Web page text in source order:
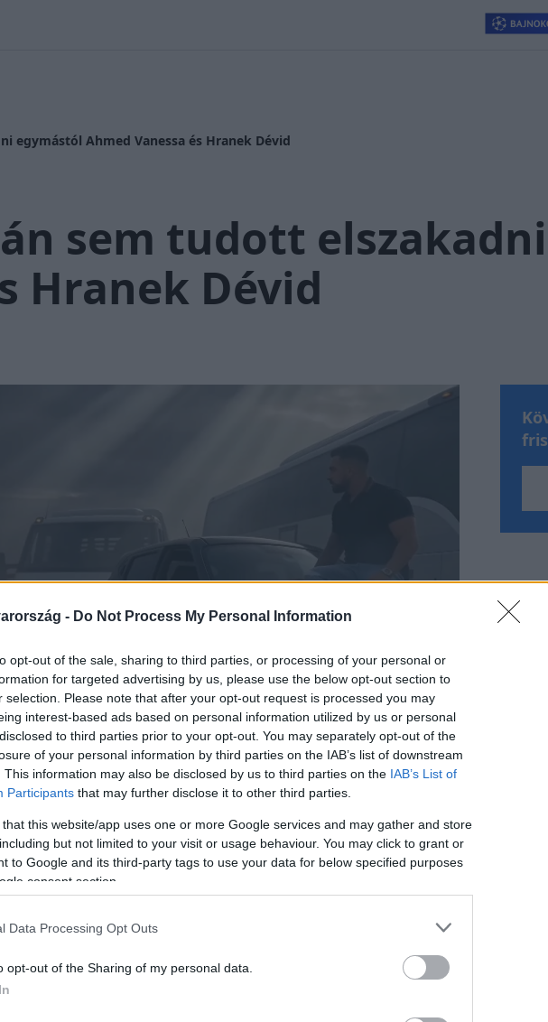
- Do Not Process My Personal Information
opt-out of the sale, sharing to third parties, or processing of your personal or
for targeted advertising by us, please use the below opt-out section to
selection. Please note that after your opt-out request is processed you may
interest-based ads based on personal information utilized by us or personal
to third parties prior to your opt-out. You may separately opt-out of the
of your personal information by third parties on the IAB’s list of downstream
This information may also be disclosed by us to third parties on the IAB’s List of
Participants that may further disclose it to other third parties.
that this website/app uses one or more Google services and may gather and store
but not limited to your visit or usage behaviour. You may click to grant or
to Google and its third-party tags to use your data for below specified purposes
consent section.
Data Processing Opt Outs
opt-out of the Sharing of my personal data.
RTL+ #
egymástól Ahmed Vanessa és Hranek Dévid
sem tudott
Hranek Dévid